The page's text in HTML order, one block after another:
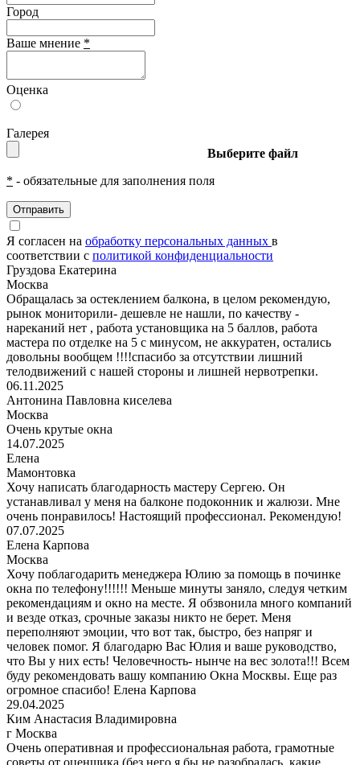
Город
Ваше мнение *
Оценка
Галерея
Выберите файл
* - обязательные для заполнения поля
Отправить
Я согласен на обработку персональных данных в
соответствии с политикой конфиденциальности
Груздова Екатерина
Москва
Обращалась за остеклением балкона, в целом рекомендую,
рынок мониторили- дешевле не нашли, по качеству -
нареканий нет , работа установщика на 5 баллов, работа
мастера по отделке на 5 с минусом, не аккуратен, остались
довольны вообщем !!!!спасибо за отсутствии лишний
телодвижений с нашей стороны и лишней нервотрепки.
06.11.2025
Антонина Павловна киселева
Москва
Очень крутые окна
14.07.2025
Елена
Мамонтовка
Хочу написать благодарность мастеру Сергею. Он
устанавливал у меня на балконе подоконник и жалюзи. Мне
очень понравилось! Настоящий профессионал. Рекомендую!
07.07.2025
Елена Карпова
Москва
Хочу поблагодарить менеджера Юлию за помощь в починке
окна по телефону!!!!!! Меньше минуты заняло, следуя четким
рекомендациям и окно на месте. Я обзвонила много компаний
и везде отказ, срочные заказы никто не берет. Меня
переполняют эмоции, что вот так, быстро, без напряг и
человек помог. Я благодарю Вас Юлия и ваше руководство,
что Вы у них есть! Человечность- нынче на вес золота!!! Всем
буду рекомендовать вашу компанию Окна Москвы. Еще раз
огромное спасибо! Елена Карпова
29.04.2025
Ким Анастасия Владимировна
г Москва
Очень оперативная и профессиональная работа, грамотные
советы от оценщика (без него я бы не разобралась, какие